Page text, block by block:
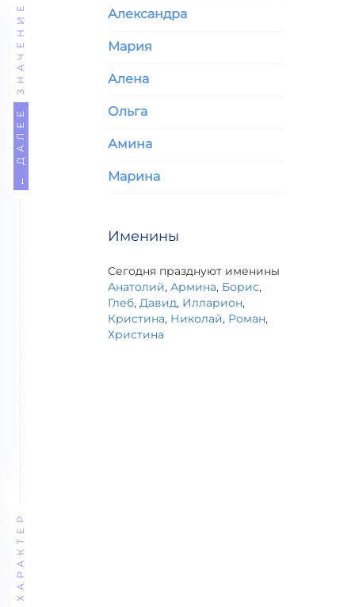
← ДАЛЕЕ
ЗНАЧЕНИЕ
ХАРАКТЕР
Александра
Мария
Алена
Ольга
Амина
Марина
Именины
Сегодня празднуют именины
Анатолий, Армина, Борис,
Глеб, Давид, Илларион,
Кристина, Николай, Роман,
Христина